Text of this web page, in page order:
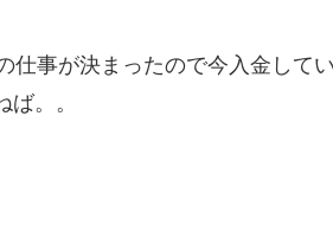
仕事が決まったので今入金して
ば。。